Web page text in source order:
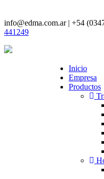
info@edma.com.ar| +54
441249
Inicio
Empresa
Productos